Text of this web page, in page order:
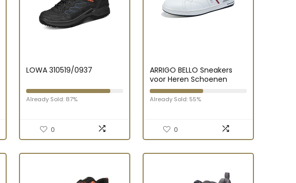
LOWA 310519/0937
Already Sold: 87%
0
ARRIGO BELLO Sneakers
voor Heren Schoenen
Vrijetijdsschoenen Leer
Loopschoenen Zakelijk
Buitenshuis
Wandelschoenen
46
Already Sold: 55%
0